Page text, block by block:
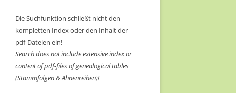
Die Suchfunktion schließt nicht den
kompletten Index oder den Inhalt der
pdf-Dateien ein!
Search does not include extensive index or
content ofpdf-files of genealogical tables
(Stammfolgen & Ahnenreihen)!